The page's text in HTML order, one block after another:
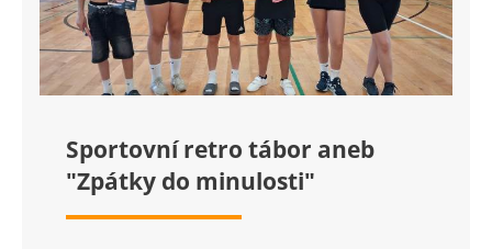
Sportovní retro tábor aneb
"Zpátky do minulosti"